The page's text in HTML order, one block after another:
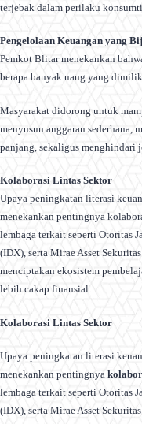
terjebak dalam perilaku
Pengelolaan Keuangan yang
Pemkot Blitar menekankan
berapa banyak uang yang
Masyarakat didorong untuk
menyusun anggaran sederhana,
panjang, sekaligus menghindari
Kolaborasi Lintas Sektor
Upaya peningkatan literasi
menekankan pentingnya
lembaga terkait seperti Otoritas
(IDX), serta Mirae Asset
menciptakan ekosistem
lebih cakap finansial.
Kolaborasi Lintas Sektor
Upaya peningkatan literasi
menekankan pentingnya
lembaga terkait seperti Otoritas
(IDX), serta Mirae Asset